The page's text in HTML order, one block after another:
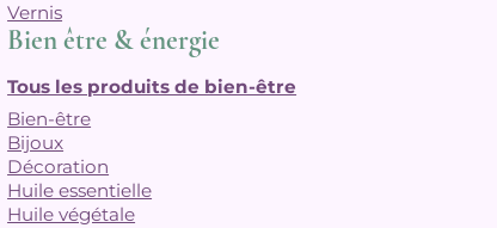
Vernis
Bien être & énergie
Tous les produits de bien-être
Bien-être
Bijoux
Décoration
Huile essentielle
Huile végétale